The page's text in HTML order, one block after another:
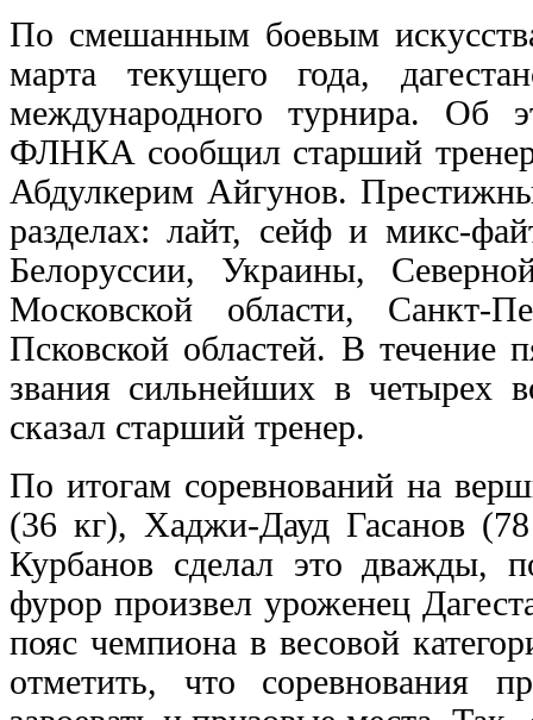
По смешанным боевым
марта текущего года,
международного турнира. Об
ФЛНКА сообщил старший тренер
Абдулкерим Айгунов.
разделах: лайт, сейф и микс-
Белоруссии, Украины,
Московской области, Санкт-
Псковской областей. В течение
звания сильнейших в четырех
сказал старший тренер.
По итогам соревнований на
(36 кг), Хаджи-Дауд Гасанов
Курбанов сделал это дважды,
фурор произвел уроженец
пояс чемпиона в весовой
отметить, что соревнования